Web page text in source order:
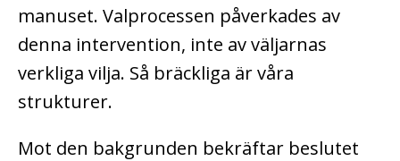
manuset. Valprocessen påverkades av
denna intervention, inte av väljarnas
verkliga vilja. Så bräckliga är våra
strukturer.
Mot den bakgrunden bekräftar beslutet